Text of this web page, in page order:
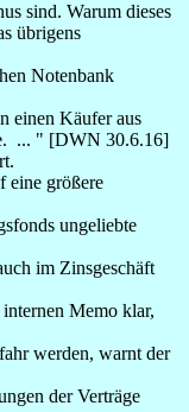
sind. Warum dieses
übrigens
Notenbank
einen Käufer aus
... " [DWN 30.6.16]
eine größere
ungeliebte
im Zinsgeschäft
Memo klar,
werden, warnt der
der Verträge